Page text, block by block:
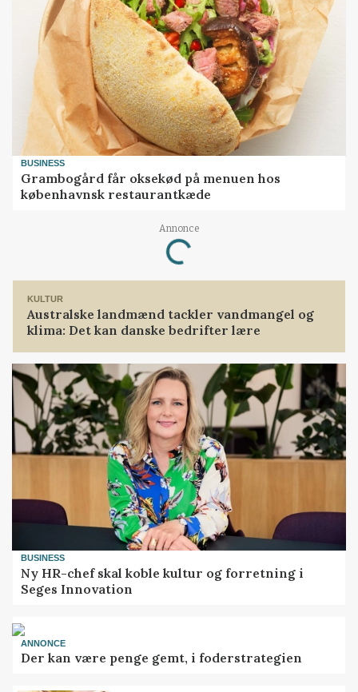
BUSINESS
Grambogård får oksekød på menuen hos
københavnsk restaurantkæde
Annonce
Loading...
KULTUR
Australske landmænd tackler vandmangel og
klima: Det kan danske bedrifter lære
BUSINESS
Ny HR-chef skal koble kultur og forretning i
Seges Innovation
ANNONCE
Der kan være penge gemt, i foderstrategien